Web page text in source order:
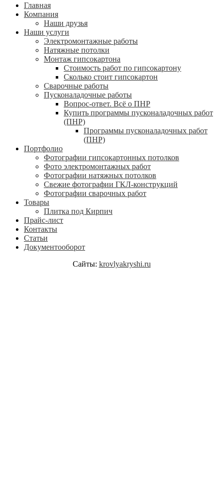
Главная
Компания
Наши друзья
Наши услуги
Электромонтажные работы
Натяжные потолки
Монтаж гипсокартона
Стоимость работ по гипсокартону
Сколько стоит гипсокартон
Сварочные работы
Пусконаладочные работы
Вопрос-ответ. Всё о ПНР
Купить программы пусконаладочных работ
(ПНР)
Программы пусконаладочных работ
(ПНР)
Портфолио
Фотографии гипсокартонных потолков
Фото электромонтажных работ
Фотографии натяжных потолков
Свежие фотографии ГКЛ-конструкций
Фотографии сварочных работ
Товары
Плитка под Кирпич
Прайс-лист
Контакты
Статьи
Документооборот
Сайты: krovlyakryshi.ru